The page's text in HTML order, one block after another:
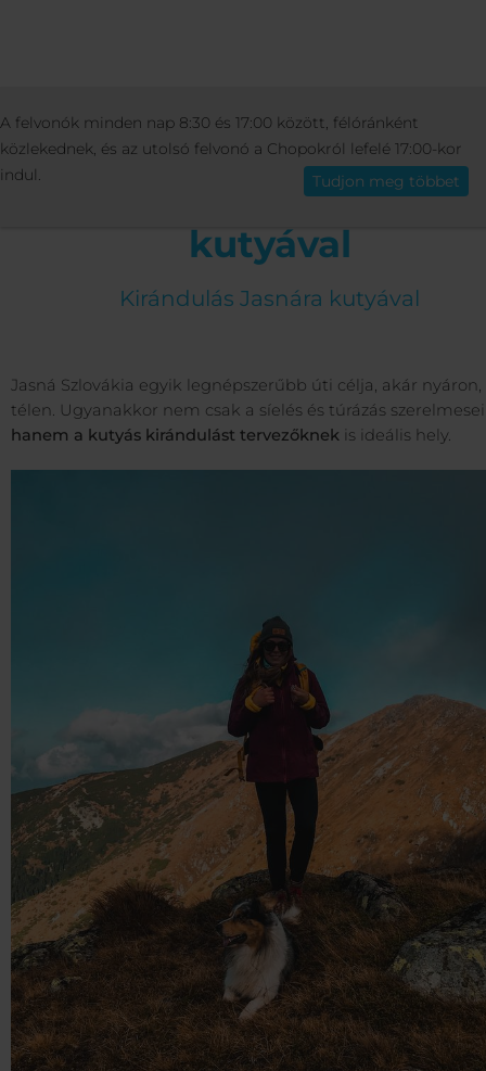
Magyar
AKTIVITÁSOK SPORT
KIRÁNDULÁS
Kirándulás a
kutyával
Kirándulás Jasnára kutyával
Jasná Szlovákia egyik legnépszerűbb úti célja, akár
télen. Ugyanakkor nem csak a síelés és túrázás
hanem a kutyás kirándulást tervezőknek is ideális hely.
A felvonók minden nap 8:30 és 17:00 között, félóránként
közlekednek, és az utolsó felvonó a Chopokról lefelé 17:00-kor
indul.
Tudjon meg többet